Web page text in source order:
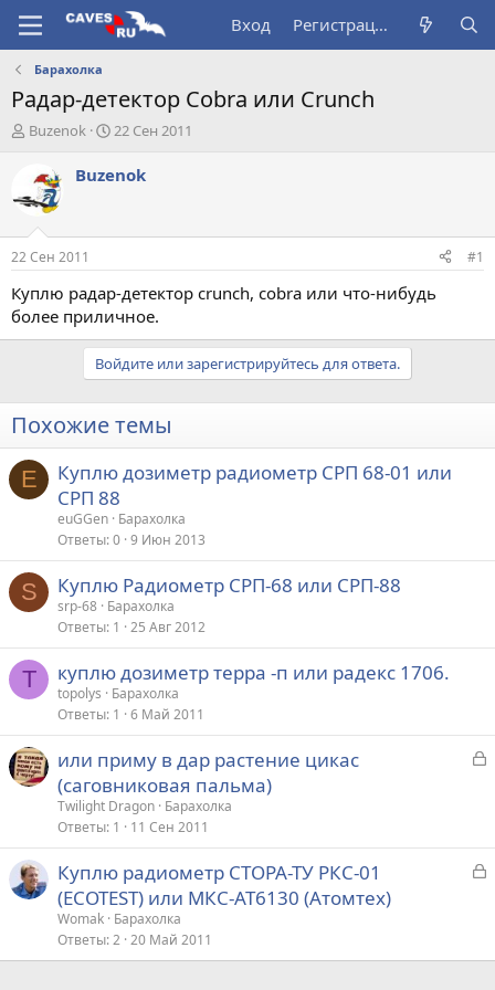
Вход Регистрация
Барахолка
Радар-детектор Cobra или Crunch
А
о
р
т
е
м
ы
Buzenok
Д
т
а
л
22 Сен 2011
Buzenok
22 Сен 2011 #1
Куплю радар-детектор crunch, cobra или что-нибудь
более приличное.
Войдите или зарегистрируйтесь для ответа.
Похожие темы
E
Куплю дозиметр радиометр СРП 68-01 или
СРП 88
euGGen Барахолка
Ответы 0 9 Июн 2013
S Куплю Радиометр СРП-68 или СРП-88
srp-68 Барахолка
Ответы 1 25 Авг 2012
T куплю дозиметр терра -п или радекс 1706.
topolys
Барахолка
Ответы 1 6 Май 2011
З
т
или приму в дар растение цикас
(саговниковая пальма)
Twilight Dragon Барахолка
Ответы 1 11 Сен 2011
З
Куплю радиометр СТОРА-ТУ РКС-01
(ECOTEST) или МКС-АТ6130 (Атомтех)
Womak Барахолка
Ответы 2 20 Май 2011